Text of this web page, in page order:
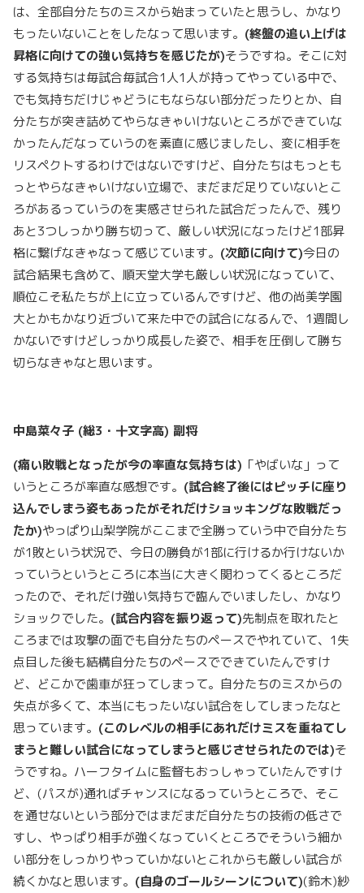
は、全部自分たちのミスから始まっていたと思うし、かなり
もったいないことをしたなって思います。 (終盤の追い上げは
昇格に向けての強い気持ちを感じたが)そうですね。そこに対
する気持ちは毎試合毎試合1人1人が持ってやっている中で、
でも気持ちだけじゃどうにもならない部分だったりとか、自
分たちが突き詰めてやらなきゃいけないところができていな
かったんだなっていうのを素直に感じましたし、変に相手を
リスペクトするわけではないですけど、自分たちはもっとも
っとやらなきゃいけない立場で、まだまだ足りていないとこ
ろがあるっていうのを実感させられた試合だったんで、残り
あと3つしっかり勝ち切って、厳しい状況になったけど1部昇
格に繋げなきゃなって感じています。 (次節に向けて)今日の
試合結果も含めて、順天堂大学も厳しい状況になっていて、
順位こそ私たちが上に立っているんですけど、他の尚美学園
大とかもかなり近づいて来た中での試合になるんで、1週間し
かないですけどしっかり成長した姿で、相手を圧倒して勝ち
切らなきゃなと思います。
中島菜々子 (総3 ・十文字高) 副将
(痛い敗戦となったが今の率直な気持ちは) 「やばいな」って
いうところが率直な感想です。 (試合終了後にはピッチに座り
込んでしまう姿もあったがそれだけショッキングな敗戦だっ
たか)やっぱり山梨学院がここまで全勝っていう中で自分たち
が1敗という状況で、今日の勝負が1部に行けるか行けないか
っていうというところに本当に大きく関わってくるところだ
ったので、それだけ強い気持ちで臨んでいましたし、かなり
ショックでした。 (試合内容を振り返って)先制点を取れたと
ころまでは攻撃の面でも自分たちのペースでやれていて、1失
点目した後も結構自分たちのペースでできていたんですけ
ど、どこかで歯車が狂ってしまって。自分たちのミスからの
失点が多くて、本当にもったいない試合をしてしまったなと
思っています。 (このレベルの相手にあれだけミスを重ねてし
まうと難しい試合になってしまうと感じさせられたのでは)そ
うですね。ハーフタイムに監督もおっしゃっていたんですけ
ど、(パスが)通ればチャンスになるっていうところで、そこ
を通せないという部分ではまだまだ自分たちの技術の低さで
すし、やっぱり相手が強くなっていくところでそういう細か
い部分をしっかりやっていかないとこれからも厳しい試合が
続くかなと思います。 (自身のゴールシーンについて)(鈴木)紗